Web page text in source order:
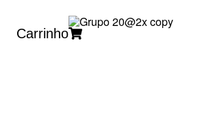
Carrinho